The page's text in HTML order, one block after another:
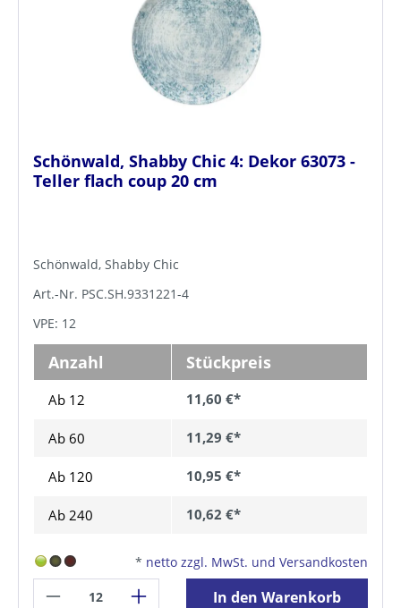
Schönwald, Shabby Chic 4: Dekor 63073 -
Teller flach coup 20 cm
Schönwald, Shabby Chic
Art.-Nr. PSC.SH.9331221-4
VPE: 12
Anzahl Stückpreis
Ab 12 11,60 €*
Ab 60 11,29 €*
Ab 120 10,95 €*
Ab 240 10,62 €*
* netto zzgl. MwSt. und Versandkosten
In den Warenkorb